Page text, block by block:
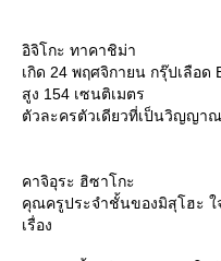
อิจิโกะ ทาคาชิม่า
เกิด 24 พฤศจิกายน กรุ๊ปเลือด
สูง 154 เซนติเมตร
ตัวละครตัวเดียวที่เป็นวิญญา
คาจิอุระ ฮิซาโกะ
คุณครูประจำชั้นของมิสุโฮะ ใ
เรื่อง